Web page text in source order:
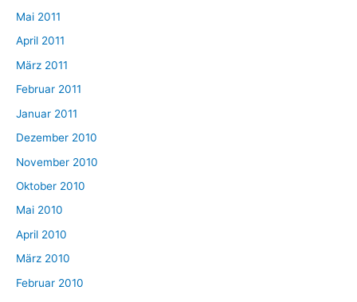
Mai 2011
April 2011
März 2011
Februar 2011
Januar 2011
Dezember 2010
November 2010
Oktober 2010
Mai 2010
April 2010
März 2010
Februar 2010